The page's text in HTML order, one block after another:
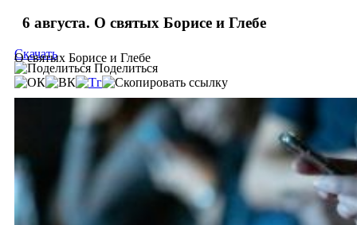
6 августа. О святых Борисе и Глебе
О святых Борисе и Глебе
Скачать
Поделиться